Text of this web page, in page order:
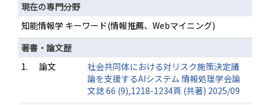
現在の専門分野
知能情報学 キーワード(情報推薦、Webマイニング)
著書・論文歴
1.
論文
社会共同体における対リスク施策決定議
論を支援するAIシステム 情報処理学会論
文誌 66 (9),1218-1234頁 (共著) 2025/09